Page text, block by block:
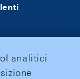
analitici